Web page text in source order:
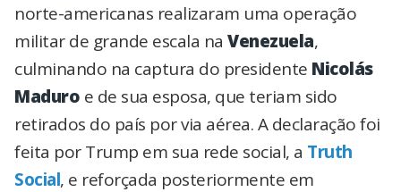
norte-americanas realizaram uma operação
militar de grande escala na Venezuela,
culminando na captura do presidente Nicolás
Maduro e de sua esposa, que teriam sido
retirados do país por via aérea. A declaração foi
feita por Trump em sua rede social, a Truth
Social, e reforçada posteriormente em